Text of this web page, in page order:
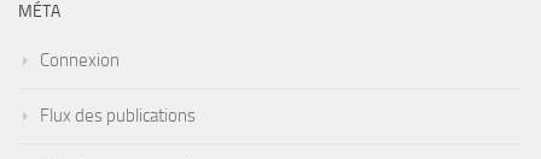
MÉTA
Connexion
Flux des publications